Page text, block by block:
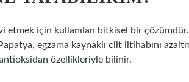
etmek için kullanılan bitkisel bir
egzama kaynaklı cilt iltihabını
özellikleriyle bilinir.